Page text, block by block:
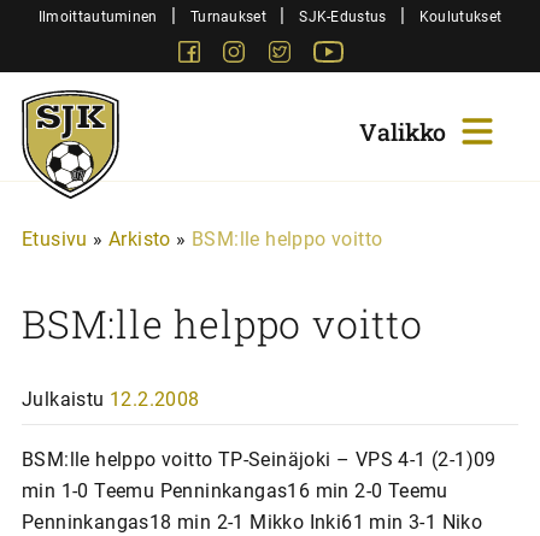
SiirryIlmoittautuminen | Turnaukset | SJK-Edustus | Koulutukset
FacebookInstagram
Twitter
Sjk-
Juniorit
Etusivu » Arkisto » BSM:lle helppo voitto
BSM:lle helppo voitto
Julkaistu 12.2.2008
BSM:lle helppo voitto TP-Seinäjoki – VPS 4-1 (2-1)09
min 1-0 Teemu Penninkangas16 min 2-0 Teemu
Penninkangas18 min 2-1 Mikko Inki61 min 3-1 Niko